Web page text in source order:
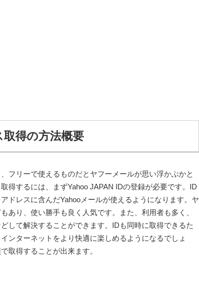
得の方法概要
フリーで使えるものだとヤフーメールが思い浮かぶかと
得するには、まずYahoo JAPAN IDの登録が必要です。ID
ドレスに含んだYahooメールが使えるようになります。ヤ
あり、使い勝手も良く人気です。また、利用者も多く、
して解決することができます。IDも同時に取得できるた
ンターネットをより快適に楽しめるようになるでしょ
取得することが出来ます。